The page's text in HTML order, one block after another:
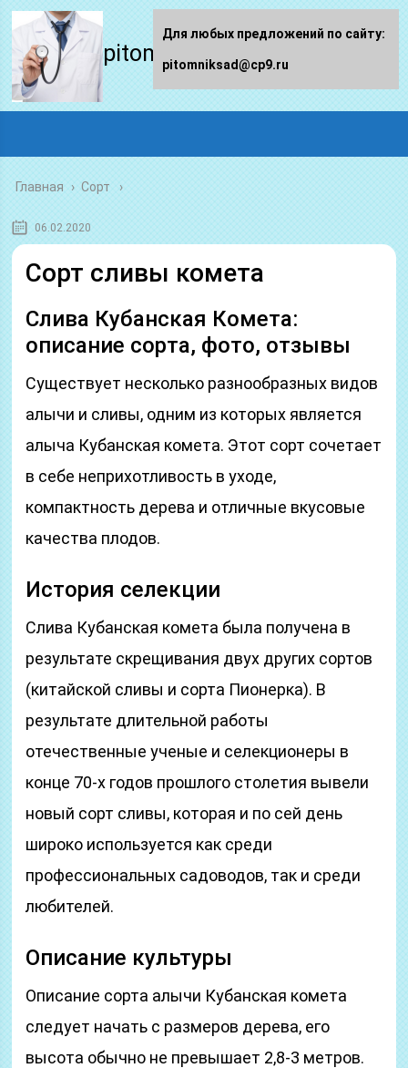
pitomniksad.ru
Главная › Сорт
06.02.2020
Сорт сливы комета
Слива Кубанская Комета:
описание сорта, фото, отзывы
Существует несколько разнообразных видов
алычи и сливы, одним из которых является
алыча Кубанская комета. Этот сорт сочетает
в себе неприхотливость в уходе,
компактность дерева и отличные вкусовые
качества плодов.
История селекции
Слива Кубанская комета была получена в
результате скрещивания двух других сортов
(китайской сливы и сорта Пионерка). В
результате длительной работы
отечественные ученые и селекционеры в
конце 70-х годов прошлого столетия вывели
новый сорт сливы, которая и по сей день
широко используется как среди
профессиональных садоводов, так и среди
любителей.
Описание культуры
Описание сорта алычи Кубанская комета
следует начать с размеров дерева, его
высота обычно не превышает 2,8-3 метров.
Для любых предложений по сайту:
pitomniksad@cp9.ru